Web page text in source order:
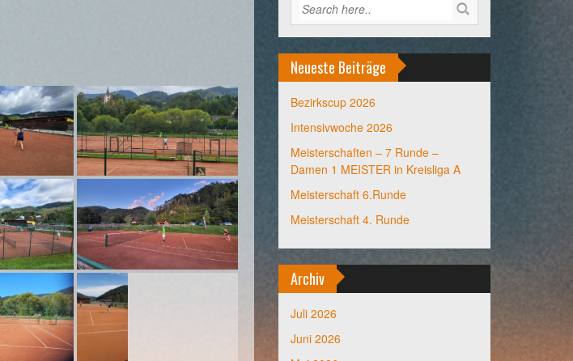
Neueste Beiträge
Bezirkscup 2026
Intensivwoche 2026
Meisterschaften – 7 Runde –
Damen 1 MEISTER in Kreisliga A
Meisterschaft 6.Runde
Meisterschaft 4. Runde
Archiv
Juli 2026
Juni 2026